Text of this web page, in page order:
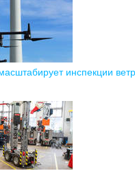
инспекции